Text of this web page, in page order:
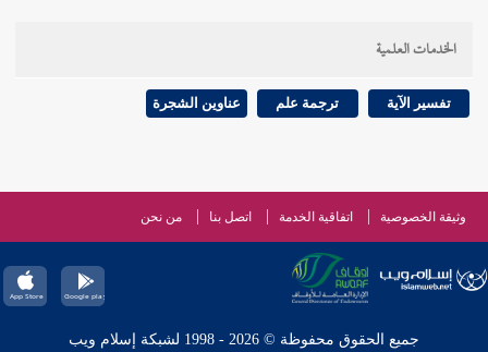
الخدمات العلمية
تفسير الآية ترجمة علم عناوين الشجرة
وثيقة الخصوصية اتفاقية الخدمة اتصل بنا من نحن
جميع الحقوق محفوظة © 2026 - 1998 لشبكة إسلام ويب